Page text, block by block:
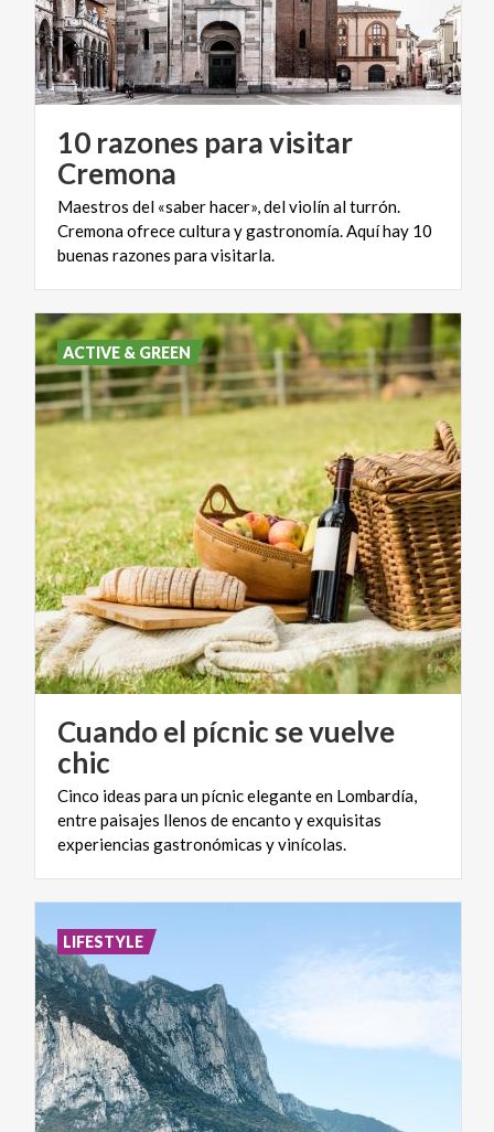
10 razones para visitar
Cremona
Maestros del «saber hacer», del violín al turrón.
Cremona ofrece cultura y gastronomía. Aquí hay 10
buenas razones para visitarla.
Cuando el pícnic se vuelve
chic
Cinco ideas para un pícnic elegante en Lombardía,
entre paisajes llenos de encanto y exquisitas
experiencias gastronómicas y vinícolas.
ACTIVE & GREEN
LIFESTYLE